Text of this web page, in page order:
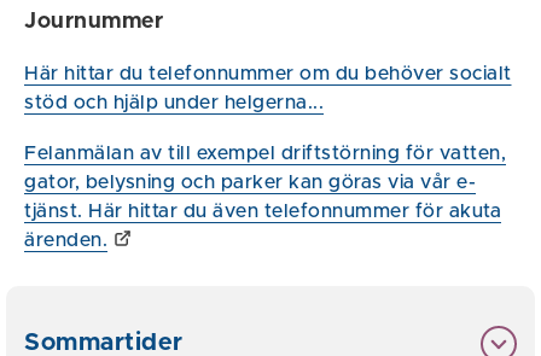
Journummer
Här hittar du telefonnummer om du behöver socialt
stöd och hjälp under helgerna...
Felanmälan av till exempel driftstörning för vatten,
gator, belysning och parker kan göras via vår e-
tjänst. Här hittar du även telefonnummer för akuta
ärenden.
Sommartider